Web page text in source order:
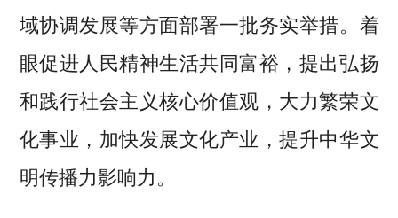
域协调发展等方面部署一批务实举措。着
眼促进人民精神生活共同富裕，提出弘扬
和践行社会主义核心价值观，大力繁荣文
化事业，加快发展文化产业，提升中华文
明传播力影响力。